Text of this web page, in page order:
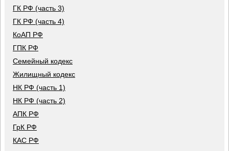
ГК РФ (часть 3)
ГК РФ (часть 4)
КоАП РФ
ГПК РФ
Семейный кодекс
Жилищный кодекс
НК РФ (часть 1)
НК РФ (часть 2)
АПК РФ
ГрК РФ
КАС РФ